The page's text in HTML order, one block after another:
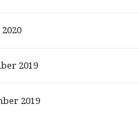
2019
2019